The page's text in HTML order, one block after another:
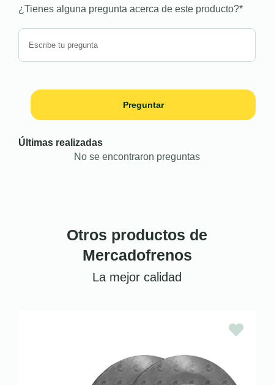
¿Tienes alguna pregunta acerca de este producto?*
Preguntar
Últimas realizadas
No se encontraron preguntas
Otros productos de
Mercadofrenos
La mejor calidad